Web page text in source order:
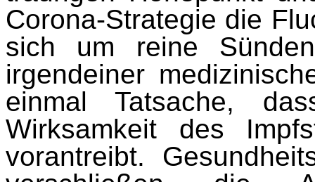
Corona-Strategie die
sich um reine
irgendeiner
einmal Tatsache,
Wirksamkeit des
vorantreibt.